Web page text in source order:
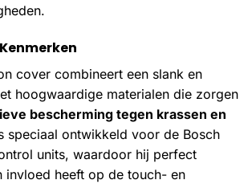
cover combineert een slank en
hoogwaardige materialen die zorgen
bescherming tegen krassen en
speciaal ontwikkeld voor de Bosch
units, waardoor hij perfect
invloed heeft op de touch- en